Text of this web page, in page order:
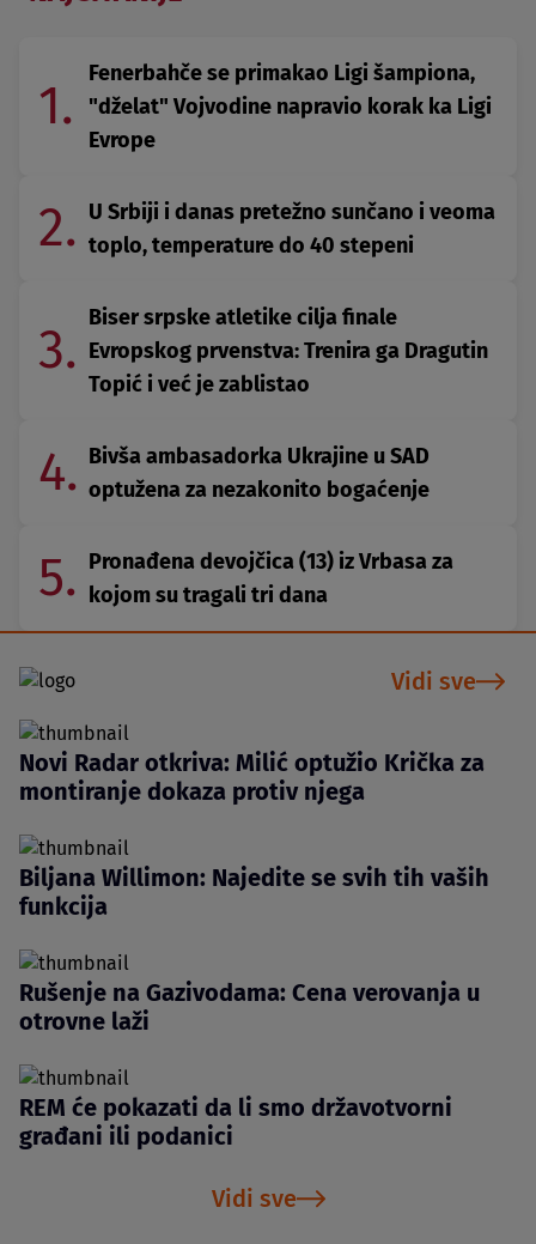
1.
Fenerbahče se primakao Ligi šampiona,
"dželat" Vojvodine napravio korak ka Ligi
Evrope
2. U Srbiji i danas pretežno sunčano i veoma
toplo, temperature do 40 stepeni
3.
Biser srpske atletike cilja finale
Evropskog prvenstva: Trenira ga Dragutin
Topić i već je zablistao
4. Bivša ambasadorka Ukrajine u SAD
optužena za nezakonito bogaćenje
5. Pronađena devojčica (13) iz Vrbasa za
kojom su tragali tri dana
Vidi sve
Novi Radar otkriva: Milić optužio Krička za
montiranje dokaza protiv njega
Biljana Willimon: Najedite se svih tih vaših
funkcija
Rušenje na Gazivodama: Cena verovanja u
otrovne laži
REM će pokazati da li smo državotvorni
građani ili podanici
Vidi sve